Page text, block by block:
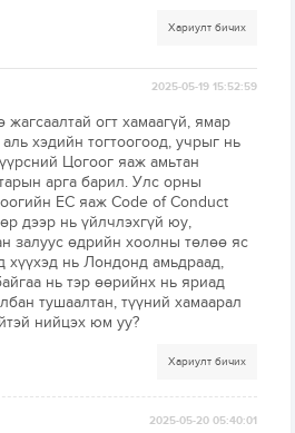
Хариулт бичих
2025-05-19 15:52:59
огт хамаагүй, ямар
хэдийн тогтоогоод, учрыг нь
Цогоог яаж амьтан
арга барил. Улс орны
ЕС яаж Code of Conduct
дээр нь үйлчлэхгүй юу,
залуус өдрийн хоолны төлөө яс
хүүхэд нь Лондонд амьдраад,
нь тэр өөрийнх нь яриад
тушаалтан, түүний хамаарал
нийцэх юм уу?
Хариулт бичих
2025-05-20 05:40:01